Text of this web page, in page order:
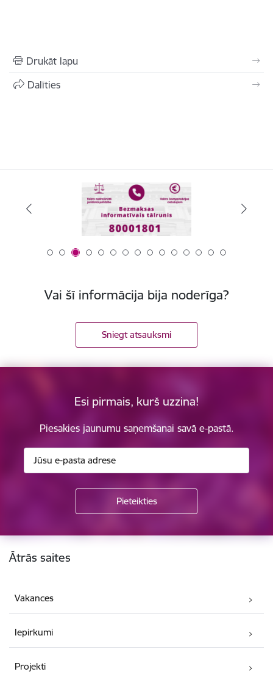
Drukāt lapu
Dalīties
Vai šī informācija bija noderīga?
Sniegt atsauksmi
Esi pirmais, kurš uzzina!
Piesakies jaunumu saņemšanai savā e-pastā.
Kājene
Ātrās saites
Vakances
Iepirkumi
Projekti